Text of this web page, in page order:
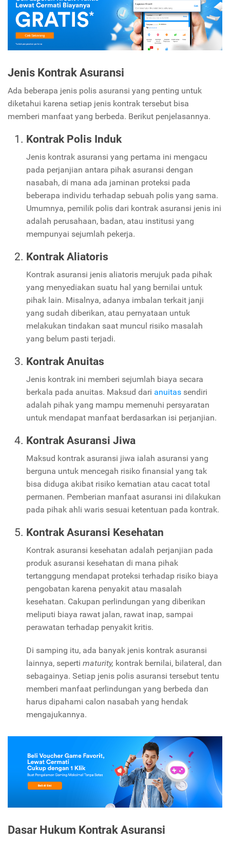
Jenis Kontrak Asuransi
Ada beberapa jenis polis asuransi yang penting untuk
diketahui karena setiap jenis kontrak tersebut bisa
memberi manfaat yang berbeda. Berikut penjelasannya.
Kontrak Polis Induk
Jenis kontrak asuransi yang pertama ini mengacu
pada perjanjian antara pihak asuransi dengan
nasabah, di mana ada jaminan proteksi pada
beberapa individu terhadap sebuah polis yang sama.
Umumnya, pemilik polis dari kontrak asuransi jenis ini
adalah perusahaan, badan, atau institusi yang
mempunyai sejumlah pekerja.
Kontrak Aliatoris
Kontrak asuransi jenis aliatoris merujuk pada pihak
yang menyediakan suatu hal yang bernilai untuk
pihak lain. Misalnya, adanya imbalan terkait janji
yang sudah diberikan, atau pernyataan untuk
melakukan tindakan saat muncul risiko masalah
yang belum pasti terjadi.
Kontrak Anuitas
Jenis kontrak ini memberi sejumlah biaya secara
berkala pada anuitas. Maksud dari anuitas sendiri
adalah pihak yang mampu memenuhi persyaratan
untuk mendapat manfaat berdasarkan isi perjanjian.
Kontrak Asuransi Jiwa
Maksud kontrak asuransi jiwa ialah asuransi yang
berguna untuk mencegah risiko finansial yang tak
bisa diduga akibat risiko kematian atau cacat total
permanen. Pemberian manfaat asuransi ini dilakukan
pada pihak ahli waris sesuai ketentuan pada kontrak.
Kontrak Asuransi Kesehatan
Kontrak asuransi kesehatan adalah perjanjian pada
produk asuransi kesehatan di mana pihak
tertanggung mendapat proteksi terhadap risiko biaya
pengobatan karena penyakit atau masalah
kesehatan. Cakupan perlindungan yang diberikan
meliputi biaya rawat jalan, rawat inap, sampai
perawatan terhadap penyakit kritis.
Di samping itu, ada banyak jenis kontrak asuransi
lainnya, seperti maturity, kontrak bernilai, bilateral, dan
sebagainya. Setiap jenis polis asuransi tersebut tentu
memberi manfaat perlindungan yang berbeda dan
harus dipahami calon nasabah yang hendak
mengajukannya.
Dasar Hukum Kontrak Asuransi